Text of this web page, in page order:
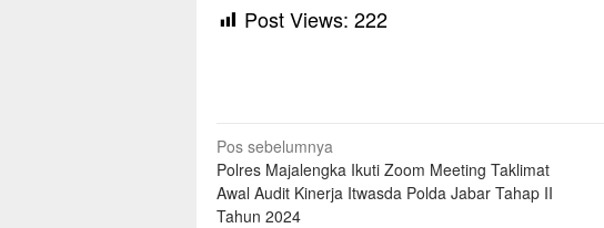
Post Views: 222
Navigasi
pos
Pos sebelumnya
Polres Majalengka Ikuti Zoom Meeting Taklimat
Awal Audit Kinerja Itwasda Polda Jabar Tahap II
Tahun 2024